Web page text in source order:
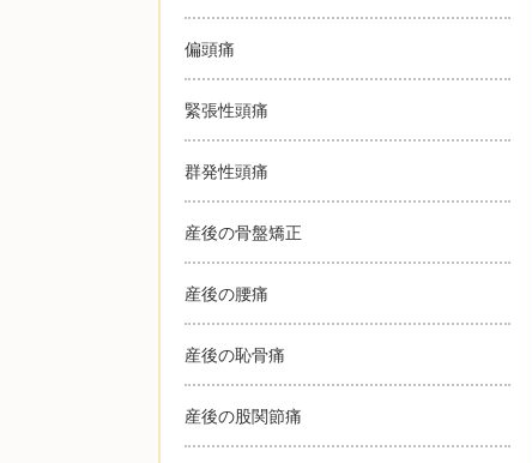
偏頭痛
緊張性頭痛
群発性頭痛
産後の骨盤矯正
産後の腰痛
産後の恥骨痛
産後の股関節痛